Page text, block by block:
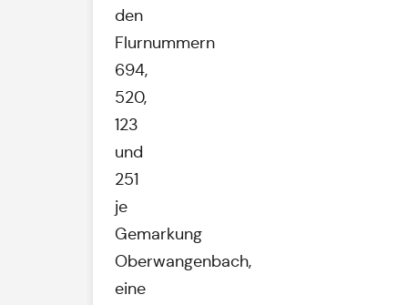
den
Flurnummern
694,
520,
123
und
251
je
Gemarkung
Oberwangenbach,
eine